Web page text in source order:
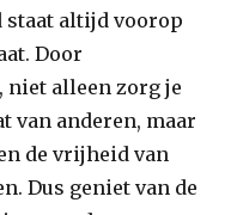
staat altijd voorop
Door
alleen zorg je
van anderen, maar
de vrijheid van
Dus geniet van de